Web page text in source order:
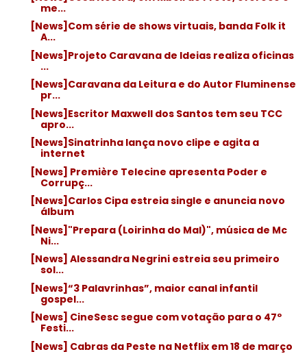
me...
[News]Com série de shows virtuais, banda Folk it
A...
[News]Projeto Caravana de Ideias realiza oficinas
...
[News]Caravana da Leitura e do Autor Fluminense
pr...
[News]Escritor Maxwell dos Santos tem seu TCC
apro...
[News]Sinatrinha lança novo clipe e agita a
internet
[News] Première Telecine apresenta Poder e
Corrupç...
[News]Carlos Cipa estreia single e anuncia novo
álbum
[News]"Prepara (Loirinha do Mal)", música de Mc
Ni...
[News] Alessandra Negrini estreia seu primeiro
sol...
[News]“3 Palavrinhas”, maior canal infantil
gospel...
[News] CineSesc segue com votação para o 47º
Festi...
[News] Cabras da Peste na Netflix em 18 de março